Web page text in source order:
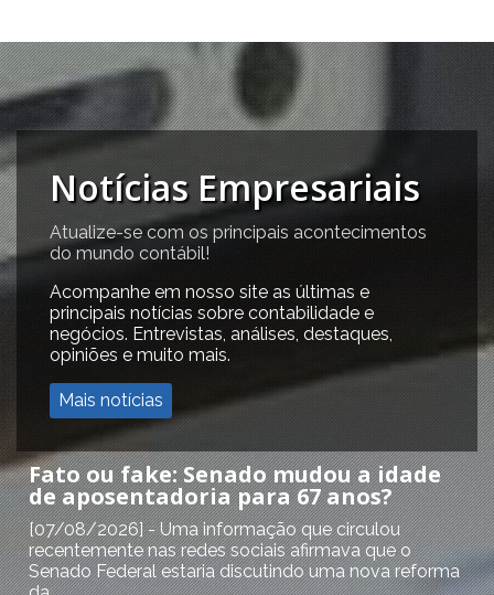
Notícias Empresariais
Atualize-se com os principais acontecimentos
do mundo contábil!
Acompanhe em nosso site as últimas e
principais notícias sobre contabilidade e
negócios. Entrevistas, análises, destaques,
opiniões e muito mais.
Mais notícias
Fato ou fake: Senado mudou a idade
de aposentadoria para 67 anos?
[07/08/2026] - Uma informação que circulou
recentemente nas redes sociais afirmava que o
Senado Federal estaria discutindo uma nova reforma